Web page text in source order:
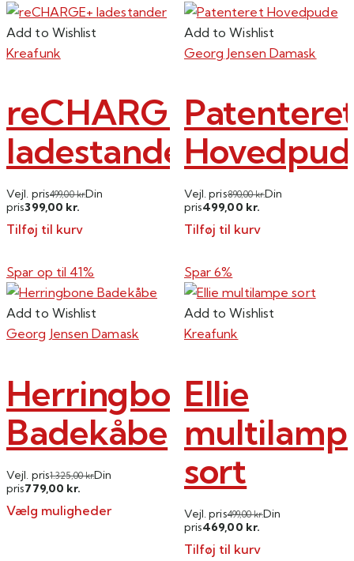
har
flere
varianter.
vælges
på
varesiden
Add to Wishlist
Kreafunk
reCHARGE+
ladestander
Vejl. pris499,00kr.Din
pris399,00 kr.
Tilføj til kurv
Add to Wishlist
Georg Jensen Damask
Vejl. pris890,00kr.Din
pris499,00 kr.
Tilføj til kurv
Spar op til 41%
Add to Wishlist
Georg Jensen Damask
Herringbone
Badekåbe
Vejl. pris1.325,00kr.Din
pris779,00 kr.
Vælg muligheder
Spar 6%
Add to Wishlist
Kreafunk
Ellie
sort
Vejl. pris499,00kr.Din
pris469,00 kr.
Tilføj til kurv